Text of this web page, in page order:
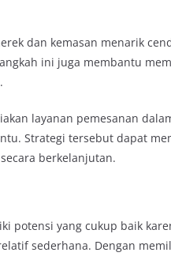
dan kemasan menarik
ini juga membantu
layanan pemesanan
Strategi tersebut dapat
berkelanjutan.
potensi yang cukup baik
sederhana. Dengan